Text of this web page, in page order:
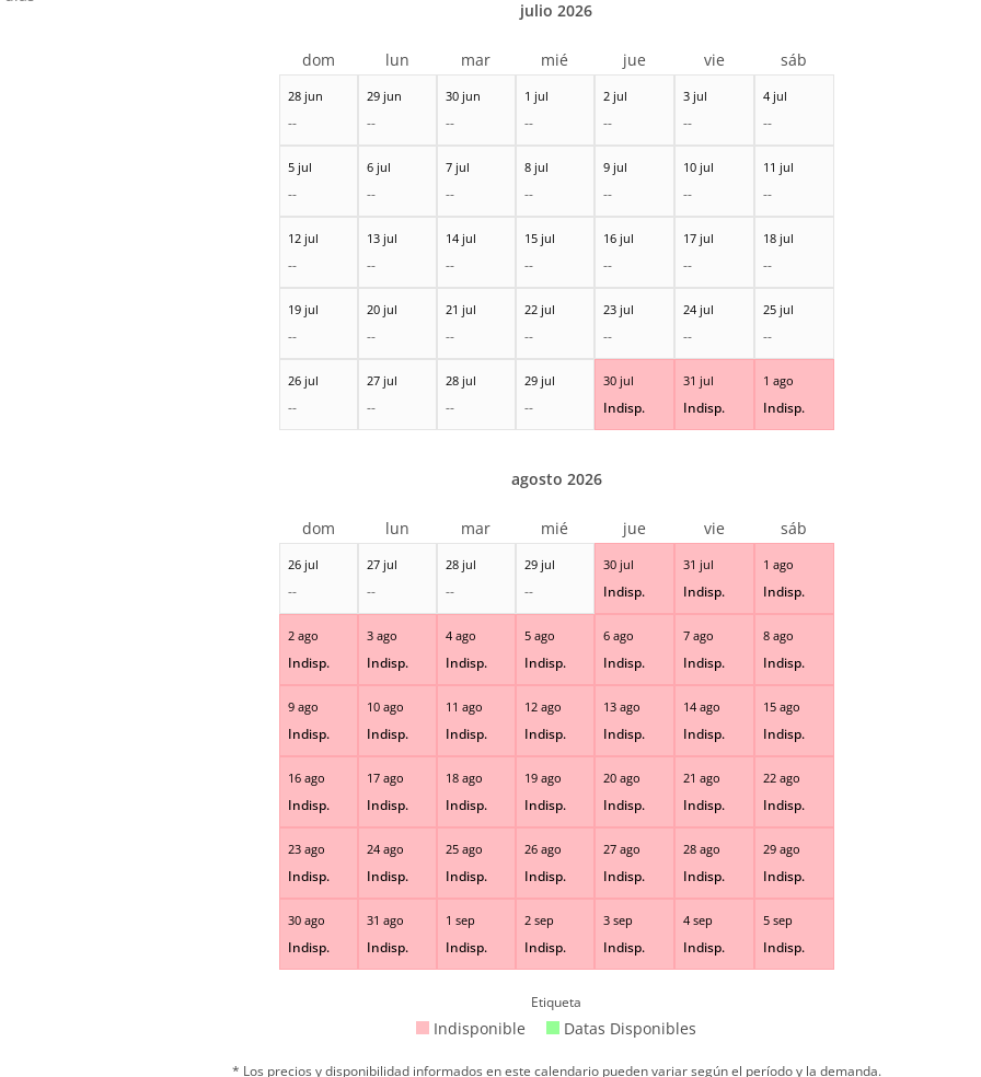
28 jun
--
29 jun
--
30 jun
--
1 jul
--
2 jul
--
3 jul
--
4 jul
--
5 jul
--
6 jul
--
7 jul
--
8 jul
--
9 jul
--
10 jul
--
11 jul
--
12 jul
--
13 jul
--
14 jul
--
15 jul
--
16 jul
--
17 jul
--
18 jul
--
19 jul
--
20 jul
--
21 jul
--
22 jul
--
23 jul
--
24 jul
--
25 jul
--
26 jul
--
27 jul
--
28 jul
--
29 jul
--
30 jul
Indisp.
31 jul
Indisp.
1 ago
Indisp.
julio 2026
dom lun mar mié jue vie sáb
26 jul
--
27 jul
--
28 jul
--
29 jul
--
30 jul
Indisp.
31 jul
Indisp.
1 ago
Indisp.
2 ago
Indisp.
3 ago
Indisp.
4 ago
Indisp.
5 ago
Indisp.
6 ago
Indisp.
7 ago
Indisp.
8 ago
Indisp.
9 ago
Indisp.
10 ago
Indisp.
11 ago
Indisp.
12 ago
Indisp.
13 ago
Indisp.
14 ago
Indisp.
15 ago
Indisp.
16 ago
Indisp.
17 ago
Indisp.
18 ago
Indisp.
19 ago
Indisp.
20 ago
Indisp.
21 ago
Indisp.
22 ago
Indisp.
23 ago
Indisp.
24 ago
Indisp.
25 ago
Indisp.
26 ago
Indisp.
27 ago
Indisp.
28 ago
Indisp.
29 ago
Indisp.
30 ago
Indisp.
31 ago
Indisp.
1 sep
Indisp.
2 sep
Indisp.
3 sep
Indisp.
4 sep
Indisp.
5 sep
Indisp.
agosto 2026
dom lun mar mié jue vie sáb
Etiqueta
Indisponible Datas Disponibles
* Los precios y disponibilidad informados en este calendario pueden variar según el período y la demanda.